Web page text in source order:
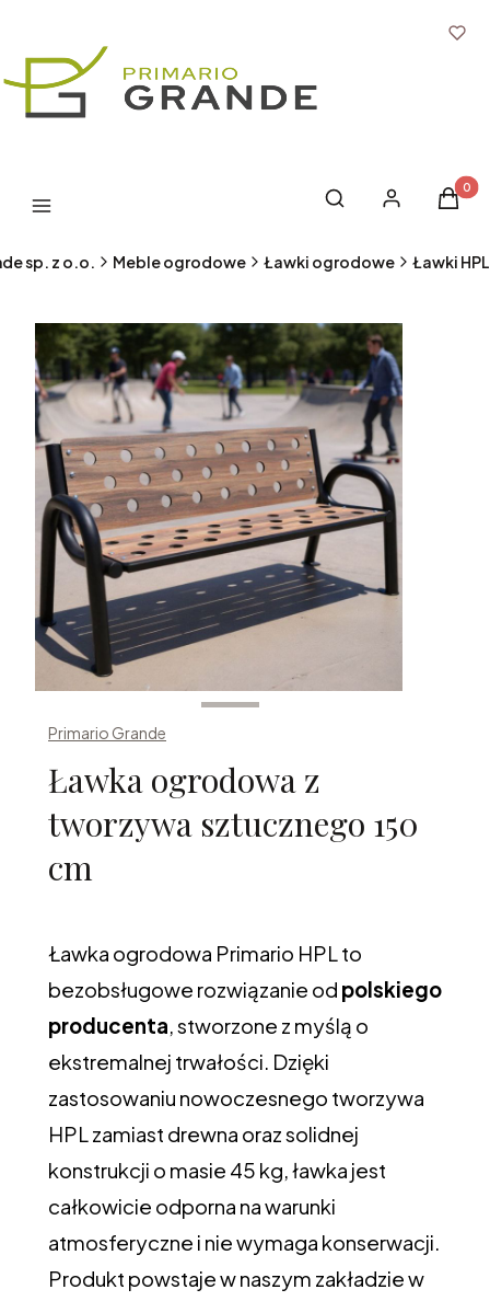
Menu Otwórz
Szukaj Zaloguj sięKoszyk
sp. z o.o. Meble ogrodowe Ławki ogrodowe Ławki HPL
Primario Grande
Ławka ogrodowa z
tworzywa sztucznego 150
cm
Ławka ogrodowa Primario HPL to
bezobsługowe rozwiązanie od polskiego
producenta, stworzone z myślą o
ekstremalnej trwałości. Dzięki
zastosowaniu nowoczesnego tworzywa
HPL zamiast drewna oraz solidnej
konstrukcji o masie 45 kg, ławka jest
całkowicie odporna na warunki
atmosferyczne i nie wymaga konserwacji.
Produkt powstaje w naszym zakładzie w